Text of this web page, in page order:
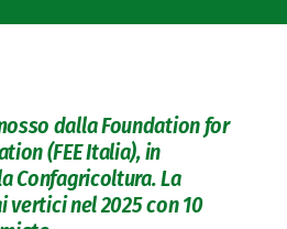
dalla Foundation for
(FEE Italia), in
Confagricoltura.La
vertici nel 2025 con 10